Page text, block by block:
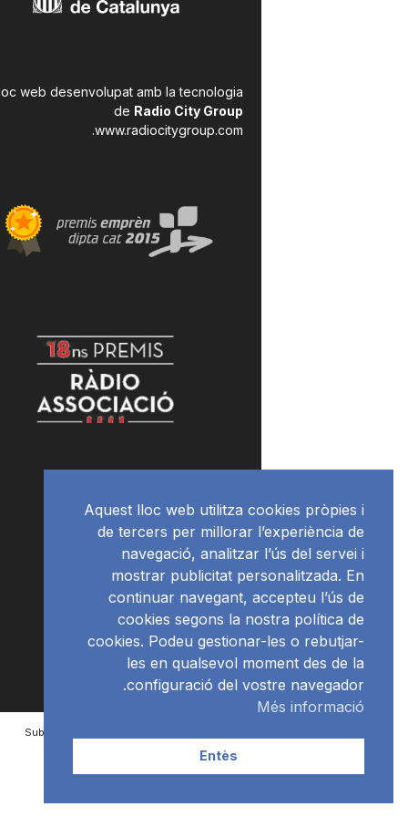
web desenvolupat amb la tecnologia
de Radio City Group
www.radiocitygroup.com
.
Aquest lloc web utilitza cookies pròpies i
de tercers per millorar l’experiència de
navegació, analitzar l’ús del servei i
mostrar publicitat personalitzada. En
continuar navegant, accepteu l’ús de
cookies segons la nostra política de
cookies. Podeu gestionar-les o rebutjar-
les en qualsevol moment des de la
configuració del vostre navegador.
Més informació
Entès